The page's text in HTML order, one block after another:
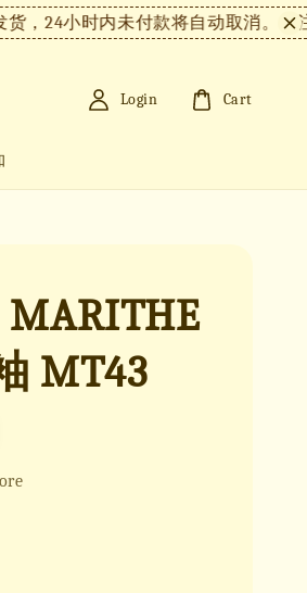
小时内未付款将自动取消。【注意事
Login Cart
MARITHE
MT43